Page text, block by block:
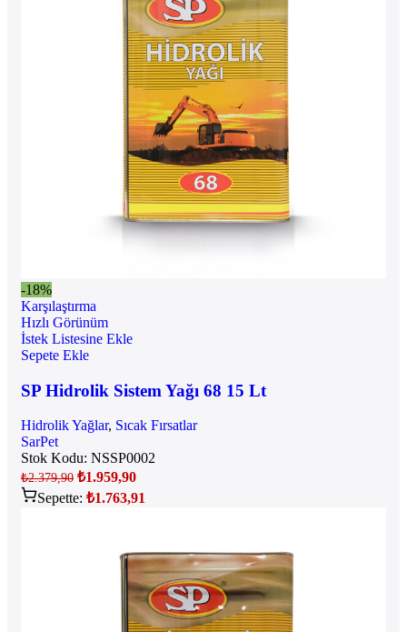
-18%
Karşılaştırma
Hızlı Görünüm
İstek Listesine Ekle
Sepete Ekle
SP Hidrolik Sistem Yağı 68 15 Lt
Hidrolik Yağlar, Sıcak Fırsatlar
SarPet
Stok Kodu: NSSP0002
₺2.379,90 ₺1.959,90
Sepette: ₺1.763,91